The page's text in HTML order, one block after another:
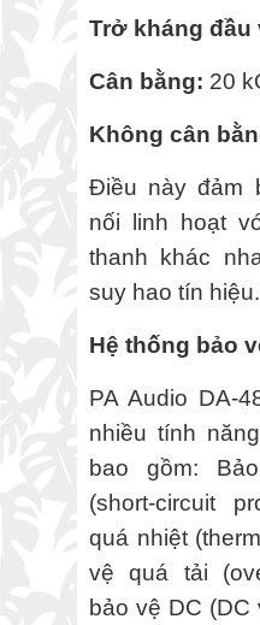
Trở kháng đầu
Cân bằng: 20
Không cân
Điều này đảm
nối linh hoạt
thanh khác
suy hao tín hiệu.
Hệ thống bảo
PA Audio DA-
nhiều tính
bao gồm:
(short-circuit
quá nhiệt
vệ quá tải
bảo vệ DC (DC